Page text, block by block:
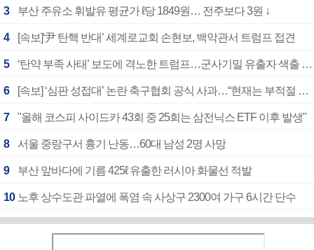
3 부산 주유소 휘발유 평균가 ℓ당 1849원… 전주보다 3원 ↓
4 [속보]‘尹 탄핵 반대’ 세계로교회 손현보, 백악관서 트럼프 접견
5 ‘탄약 부족 사태’ 보도에 격노한 트럼프…군사기밀 유출자 색출 지시
6 [속보] ‘심판 성접대’ 논란 축구협회 공식 사과…“현재는 부적절 행위 없어”
7 "올해 코스피 사이드카 43회 중 25회는 삼전닉스 ETF 이후 발생"
8 서울 중랑구서 흉기 난동…60대 남성 2명 사망
9 부산 앞바다에 기름 425ℓ 유출한 러시아 화물선 적발
10 노후 상수도관 파열에 폭염 속 사상구 2300여 가구 6시간 단수